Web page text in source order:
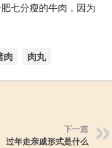
七分瘦的牛肉，因为
肉 肉丸
下一篇
过年走亲戚形式是什么